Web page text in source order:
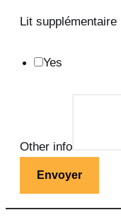
Lit supplémentaire
Yes
Other info
Envoyer